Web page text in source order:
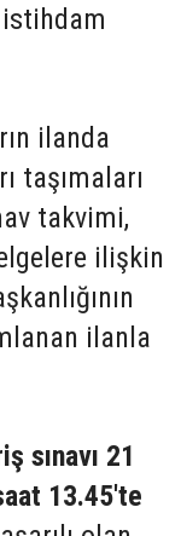
ilanda
taşımaları
takvimi,
ilişkin
ilanla
sınavı 21
13.45'te